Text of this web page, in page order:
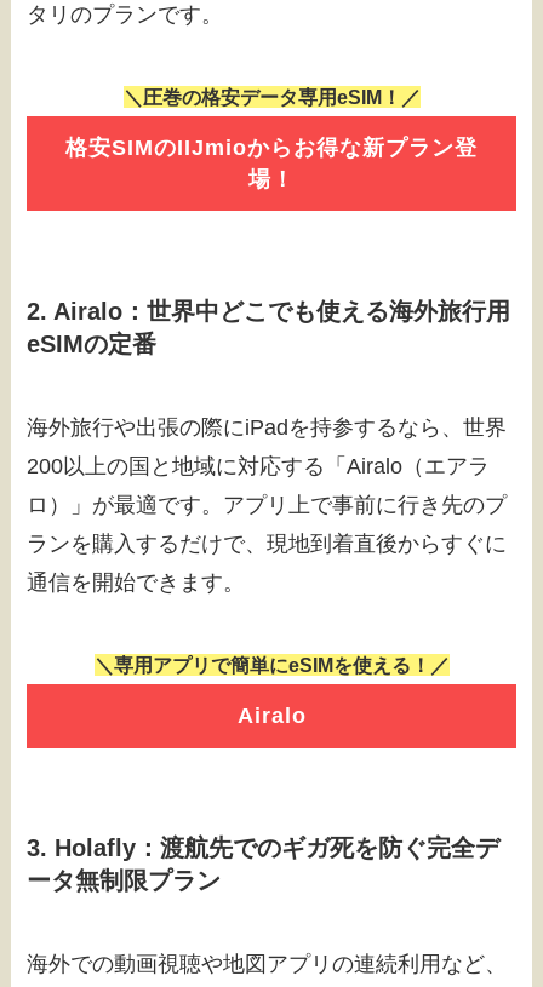
タリのプランです。
＼圧巻の格安データ専用eSIM！／
格安SIMのIIJmioからお得な新プラン登
場！
2. Airalo：世界中どこでも使える海外旅行用
eSIMの定番
海外旅行や出張の際にiPadを持参するなら、世界
200以上の国と地域に対応する「Airalo（エアラ
ロ）」が最適です。アプリ上で事前に行き先のプ
ランを購入するだけで、現地到着直後からすぐに
通信を開始できます。
＼専用アプリで簡単にeSIMを使える！／
Airalo
3. Holafly：渡航先でのギガ死を防ぐ完全デ
ータ無制限プラン
海外での動画視聴や地図アプリの連続利用など、